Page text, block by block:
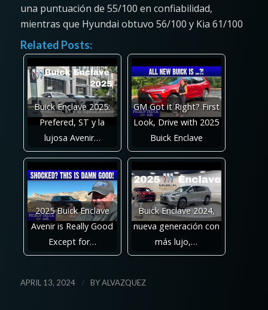
una puntuación de 55/100 en confiabilidad,
mientras que Hyundai obtuvo 56/100 y Kia 61/100
Related Posts:
Buick Enclave 2025:
Prefered, ST y la
lujosa Avenir…
GM Got it Right? First
Look, Drive with 2025
Buick Enclave
2025 Buick Enclave
Avenir is Really Good
Except for…
Buick Enclave 2024,
nueva generación con
más lujo,…
APRIL 13, 2024 / BYALVAZQUEZ